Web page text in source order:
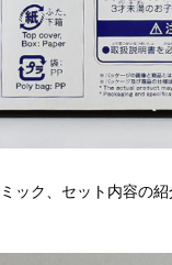
ック、セット内容の